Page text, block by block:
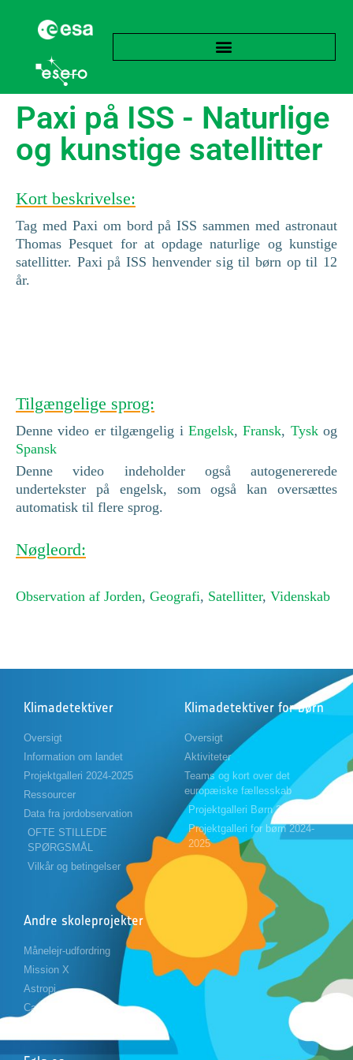
Paxi på ISS - Naturlige
og kunstige satellitter
Kort beskrivelse:
Tag med Paxi om bord på ISS sammen med astronaut
Thomas Pesquet for at opdage naturlige og kunstige
satellitter. Paxi på ISS henvender sig til børn op til 12
år.
Tilgængelige sprog:
Denne video er tilgængelig i Engelsk,Fransk, Tyskog
Spansk
Denne video indeholder også autogenererede
undertekster på engelsk, som også kan oversættes
automatisk til flere sprog.
Nøgleord:
Observation af Jorden, Geografi, Satellitter, Videnskab
Klimadetektiver
Oversigt
Information om landet
Projektgalleri 2024-2025
Ressourcer
Data fra jordobservation
OFTE STILLEDE
SPØRGSMÅL
Vilkår og betingelser
Klimadetektiver for børn
Oversigt
Aktiviteter
Teams og kort over det
europæiske fællesskab
Projektgalleri Børn 2023-2024
Projektgalleri for børn 2024-
2025
Andre skoleprojekter
Månelejr-udfordring
Mission X
Astropi
Cansat